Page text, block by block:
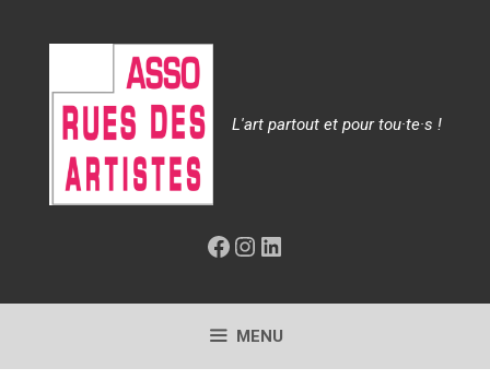
L'art partout et pour tou·te·s !
Facebook
Instagram
LinkedIn
MENU